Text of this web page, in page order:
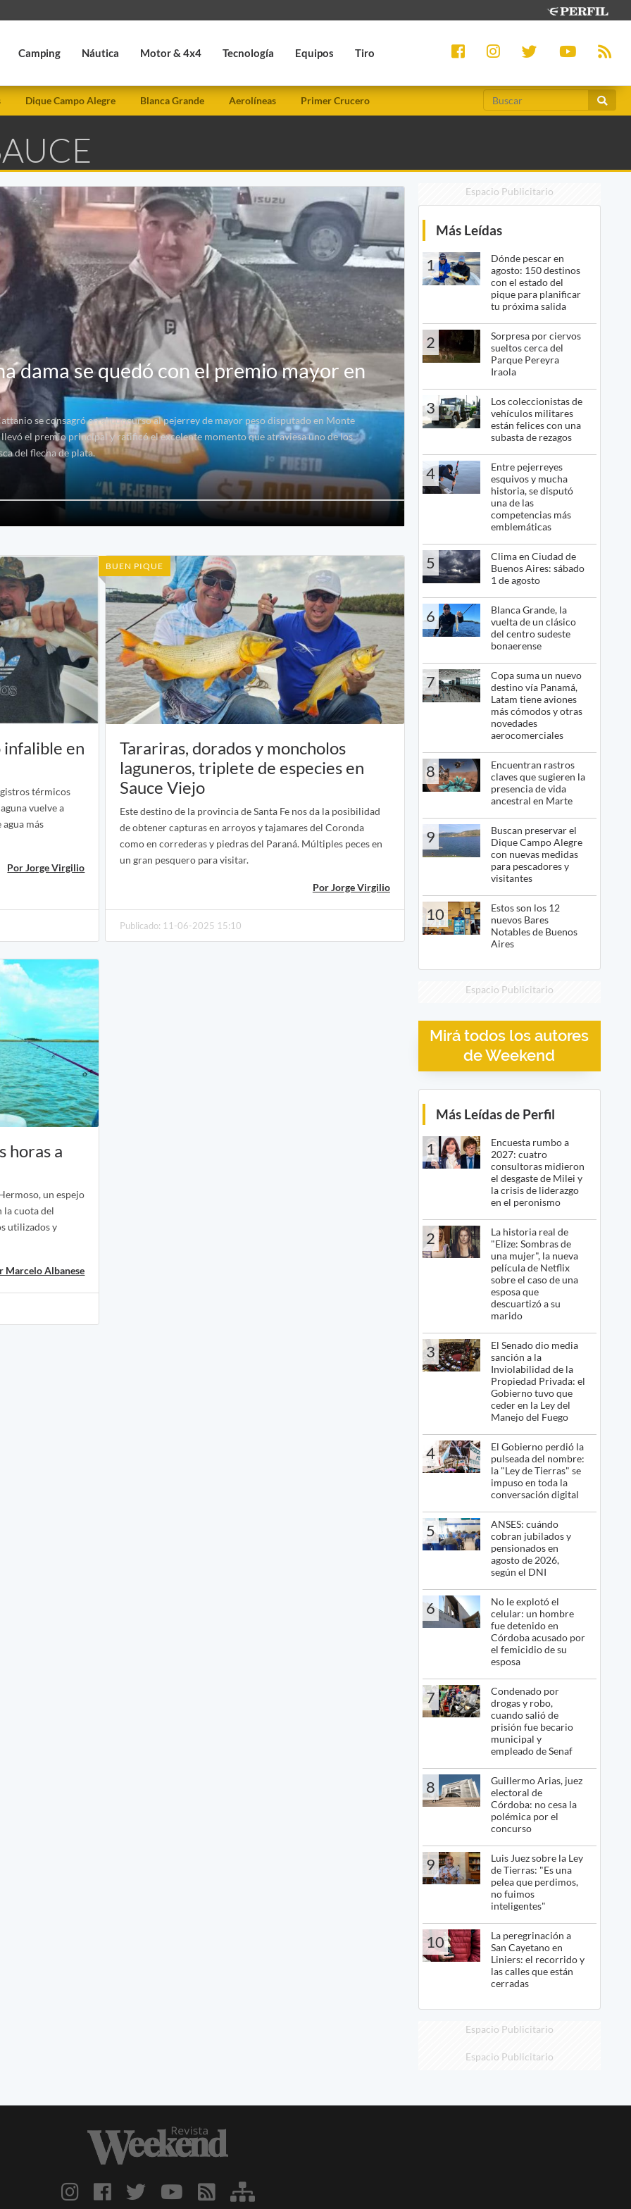
Camping Náutica Motor & 4x4 Tecnología Equipos Tiro
Dique Campo Alegre Blanca Grande Aerolíneas Primer Crucero
dama se quedó con el premio mayor en
se consagró en el concurso al pejerrey de mayor peso disputado en Monte
el premio principal y ratificó el excelente momento que atraviesa uno de los
del flecha de plata.
infalible en
térmicos
vuelve a
más
Por Jorge Virgilio
BUEN PIQUE
Tarariras, dorados y moncholos
laguneros, triplete de especies en
Sauce Viejo
Este destino de la provincia de Santa Fe nos da la posibilidad
de obtener capturas en arroyos y tajamares del Coronda
como en correderas y piedras del Paraná. Múltiples peces en
un gran pesquero para visitar.
Por Jorge Virgilio
Publicado: 11-06-2025 15:10
horas a
un espejo
la cuota del
utilizados y
Marcelo Albanese
Espacio Publicitario
Más Leídas
1
Dónde pescar en
agosto: 150 destinos
con el estado del
pique para planificar
tu próxima salida
2
Sorpresa por ciervos
sueltos cerca del
Parque Pereyra
Iraola
3
Los coleccionistas de
vehículos militares
están felices con una
subasta de rezagos
4
Entre pejerreyes
esquivos y mucha
historia, se disputó
una de las
competencias más
emblemáticas
5
Clima en Ciudad de
Buenos Aires: sábado
1 de agosto
6
Blanca Grande, la
vuelta de un clásico
del centro sudeste
bonaerense
7
Copa suma un nuevo
destino vía Panamá,
Latam tiene aviones
más cómodos y otras
novedades
aerocomerciales
8
Encuentran rastros
claves que sugieren la
presencia de vida
ancestral en Marte
9
Buscan preservar el
Dique Campo Alegre
con nuevas medidas
para pescadores y
visitantes
10
Estos son los 12
nuevos Bares
Notables de Buenos
Aires
Espacio Publicitario
Mirá todos los autores
de Weekend
Más Leídas de Perfil
1
Encuesta rumbo a
2027: cuatro
consultoras midieron
el desgaste de Milei y
la crisis de liderazgo
en el peronismo
2
La historia real de
"Elize: Sombras de
una mujer", la nueva
película de Netflix
sobre el caso de una
esposa que
descuartizó a su
marido
3
El Senado dio media
sanción a la
Inviolabilidad de la
Propiedad Privada: el
Gobierno tuvo que
ceder en la Ley del
Manejo del Fuego
4
El Gobierno perdió la
pulseada del nombre:
la "Ley de Tierras" se
impuso en toda la
conversación digital
5
ANSES: cuándo
cobran jubilados y
pensionados en
agosto de 2026,
según el DNI
6
No le explotó el
celular: un hombre
fue detenido en
Córdoba acusado por
el femicidio de su
esposa
7
Condenado por
drogas y robo,
cuando salió de
prisión fue becario
municipal y
empleado de Senaf
8
Guillermo Arias, juez
electoral de
Córdoba: no cesa la
polémica por el
concurso
9
Luis Juez sobre la Ley
de Tierras: "Es una
pelea que perdimos,
no fuimos
inteligentes"
10
La peregrinación a
San Cayetano en
Liniers: el recorrido y
las calles que están
cerradas
Espacio Publicitario
Espacio Publicitario